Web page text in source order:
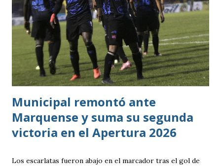
superado en posesión, producción ofensiva y generación de
ocasiones de gol. La goleada frente a México terminó
siendo la consecuencia más visible de una diferencia que ya
se había manifestado ante Costa Rica y que obligó a la
Bicolor a llegar a la última jornada pendiente de otros
resultados, particularmente del de Honduras vs. Panamá.
Municipal remontó ante
Marquense y suma su segunda
victoria en el Apertura 2026
Los escarlatas fueron abajo en el marcador tras el gol de